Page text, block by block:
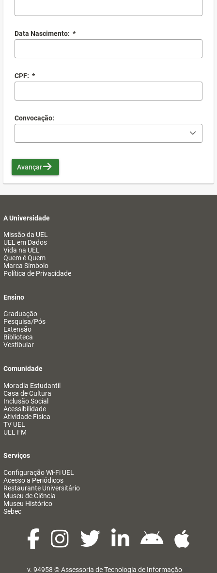
Data Nascimento: *
CPF: *
Convocação:
Avançar
A Universidade
Missão da UEL
UEL em Dados
Vida na UEL
Quem é Quem
Marca Símbolo
Política de Privacidade
Ensino
Graduação
Pesquisa/Pós
Extensão
Biblioteca
Vestibular
Comunidade
Moradia Estudantil
Casa de Cultura
Inclusão Social
Acessibilidade
Atividade Física
TV UEL
UEL FM
Serviços
Configuração Wi-Fi UEL
Acesso a Periódicos
Restaurante Universitário
Museu de Ciência
Museu Histórico
Sebec
v. 94958 ©Assessoria de Tecnologia de Informação